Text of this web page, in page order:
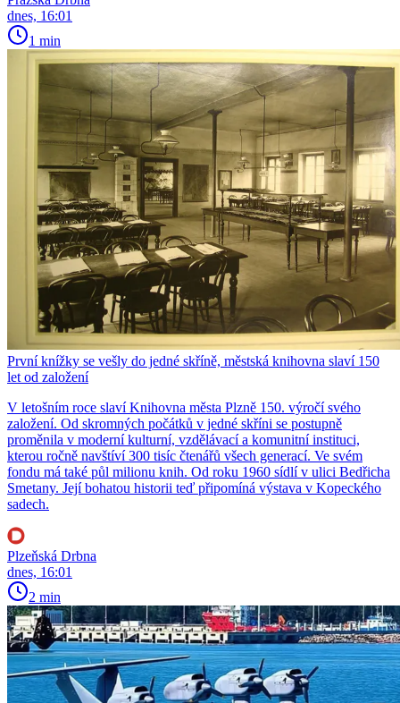
dnes, 16:01
1 min
První knížky se vešly do jedné skříně, městská knihovna slaví 150
let od založení
V letošním roce slaví Knihovna města Plzně 150. výročí svého
založení. Od skromných počátků v jedné skříni se postupně
proměnila v moderní kulturní, vzdělávací a komunitní instituci,
kterou ročně navštíví 300 tisíc čtenářů všech generací. Ve svém
fondu má také půl milionu knih. Od roku 1960 sídlí v ulici Bedřicha
Smetany. Její bohatou historii teď připomíná výstava v Kopeckého
sadech.
Plzeňská Drbna
dnes, 16:01
2 min